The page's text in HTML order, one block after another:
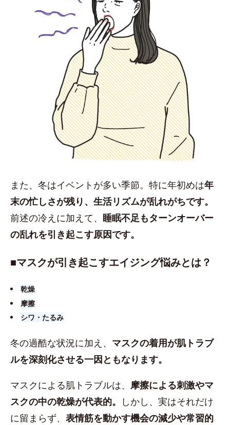
また、冬はイベントが多い季節。特に年初めは年
末の忙しさが残り、生活リズムが乱れがちです。
前述の冷えに加えて、 睡眠不足もターンオーバー
の乱れを引き起こす原因です。
■​マスクが引き起こすエイジング悩みとは？
乾燥
摩擦
シワ・たるみ
冬の過酷な状況に加え、 マスクの着用が肌トラブ
ルを深刻化させる一因ともなります。
マスクによる肌トラブルは、 摩擦による刺激やマ
スクの中の乾燥が代表的。
しかし、実はそれだけ
に留まらず、 表情筋を動かす機会の減少や常習的